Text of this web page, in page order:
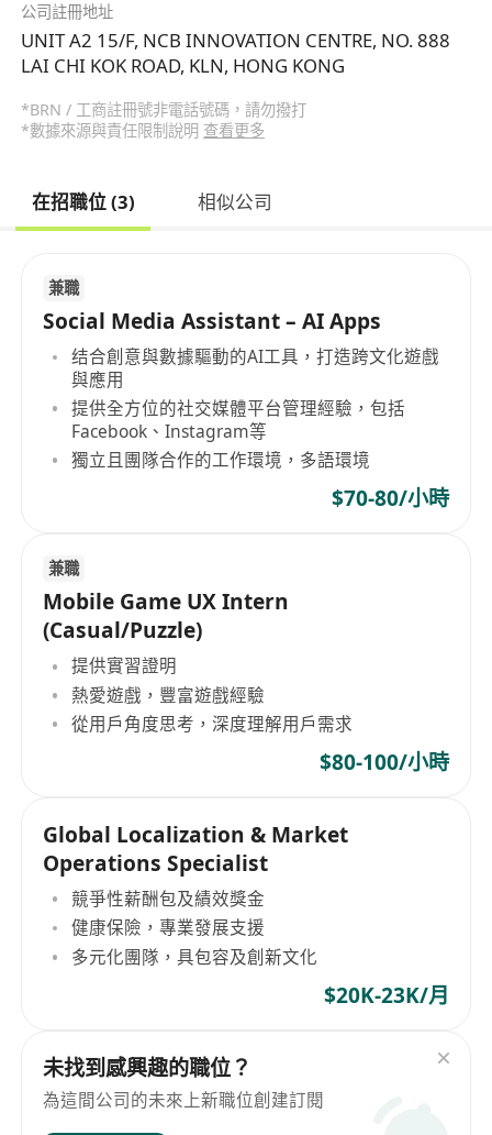
公司註冊地址
UNIT A2 15/F, NCB INNOVATION CENTRE, NO. 888
LAI CHI KOK ROAD, KLN, HONG KONG
*BRN / 工商註冊號非電話號碼，請勿撥打
*數據來源與責任限制說明 查看更多
在招職位 (3) 相似公司
兼職
Social Media Assistant – AI Apps
结合創意與數據驅動的AI工具，打造跨文化遊戲
與應用
提供全方位的社交媒體平台管理經驗，包括
Facebook、Instagram等
獨立且團隊合作的工作環境，多語環境
$70-80/小時
兼職
Mobile Game UX Intern
(Casual/Puzzle)
提供實習證明
熱愛遊戲，豐富遊戲經驗
從用戶角度思考，深度理解用戶需求
$80-100/小時
Global Localization & Market
Operations Specialist
競爭性薪酬包及績效獎金
健康保險，專業發展支援
多元化團隊，具包容及創新文化
$20K-23K/月
未找到感興趣的職位？
為這間公司的未來上新職位創建訂閱